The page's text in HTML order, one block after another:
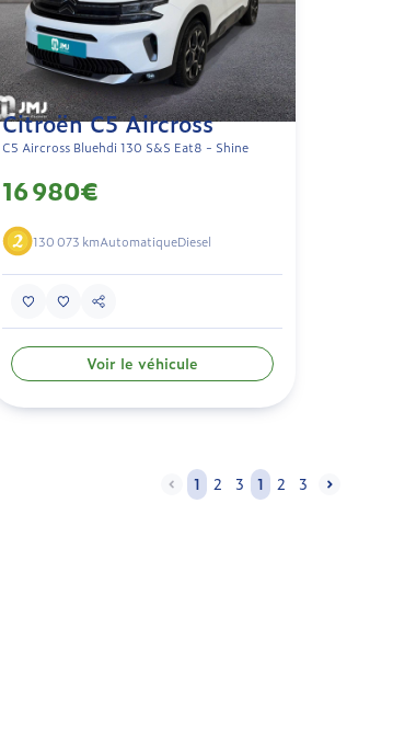
Citroën C5 Aircross
C5 Aircross Bluehdi 130 S&S Eat8 - Shine
16 980€
130 073 kmAutomatiqueDiesel
Voir le véhicule
1 2 3 1 2 3